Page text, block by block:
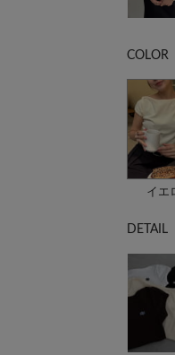
COLOR
イエ
DETAIL